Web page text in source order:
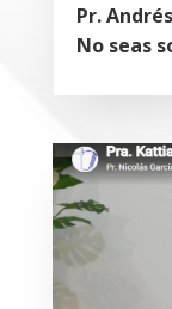
Pr.
No seas